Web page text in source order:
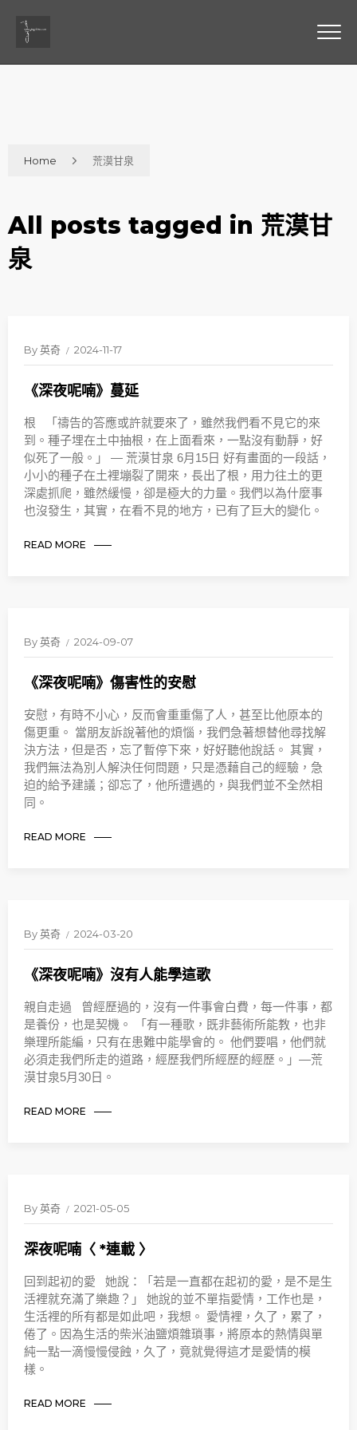
Home 荒漠甘泉
All posts tagged in 荒漠甘
泉
By英奇 2024-11-17
《深夜呢喃》蔓延
根 「禱告的答應或許就要來了，雖然我們看不見它的來
到。種子埋在土中抽根，在上面看來，一點沒有動靜，好
似死了一般。」 — 荒漠甘泉 6月15日 好有畫面的一段話，
小小的種子在土裡塴裂了開來，長出了根，用力往土的更
深處抓爬，雖然緩慢，卻是極大的力量。我們以為什麼事
也沒發生，其實，在看不見的地方，已有了巨大的變化。
READ MORE
By英奇 2024-09-07
《深夜呢喃》傷害性的安慰
安慰，有時不小心，反而會重重傷了人，甚至比他原本的
傷更重。 當朋友訴說著他的煩惱，我們急著想替他尋找解
決方法，但是否，忘了暫停下來，好好聽他說話。 其實，
我們無法為別人解決任何問題，只是憑藉自己的經驗，急
迫的給予建議；卻忘了，他所遭遇的，與我們並不全然相
同。
READ MORE
By英奇 2024-03-20
《深夜呢喃》沒有人能學這歌
親自走過 曾經歷過的，沒有一件事會白費，每一件事，都
是養份，也是契機。 「有一種歌，既非藝術所能教，也非
樂理所能編，只有在患難中能學會的。 他們要唱，他們就
必須走我們所走的道路，經歷我們所經歷的經歷。」—荒
漠甘泉5月30日。
READ MORE
By英奇 2021-05-05
深夜呢喃〈 *連載 〉
回到起初的愛 她說：「若是一直都在起初的愛，是不是生
活裡就充滿了樂趣？」 她說的並不單指愛情，工作也是，
生活裡的所有都是如此吧，我想。 愛情裡，久了，累了，
倦了。因為生活的柴米油鹽煩雜瑣事，將原本的熱情與單
純一點一滴慢慢侵蝕，久了，竟就覺得這才是愛情的模
樣。
READ MORE